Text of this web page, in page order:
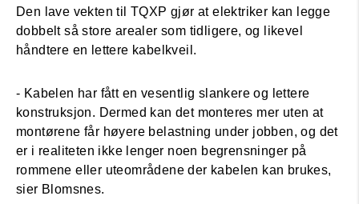
Den lave vekten til TQXP gjør at elektriker kan legge
dobbelt så store arealer som tidligere, og likevel
håndtere en lettere kabelkveil.
- Kabelen har fått en vesentlig slankere og lettere
konstruksjon. Dermed kan det monteres mer uten at
montørene får høyere belastning under jobben, og det
er i realiteten ikke lenger noen begrensninger på
rommene eller uteområdene der kabelen kan brukes,
sier Blomsnes.